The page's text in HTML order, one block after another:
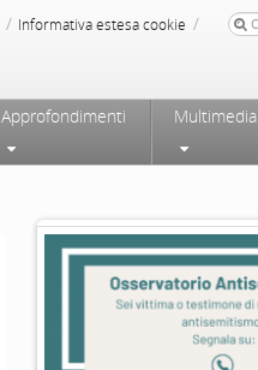
/ Informativa estesa cookie /
Approfondimenti Multimedia